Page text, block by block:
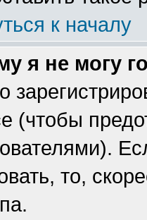
к началу
я не могу
(чтобы
то,